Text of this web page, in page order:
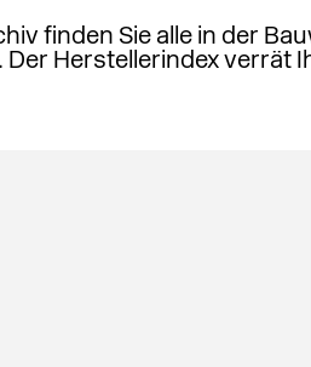
finden Sie alle in der
Herstellerindex verrät